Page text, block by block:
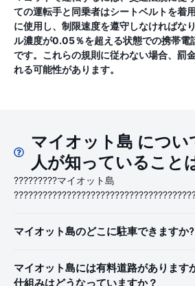
ての運転手と同乗者はシートベルトを着
に使用し、制限速度を遵守しなければな
ル濃度が0.05％を超える状態での携帯電
です。これらの規則に従わない場合、罰
れる可能性があります。
マイオット島 につ
人が知っていること
?????????マイオット島
マイオット島のどこに駐車できますか?
マイオット島には有料道路があります
仕組みはどうなっていますか？